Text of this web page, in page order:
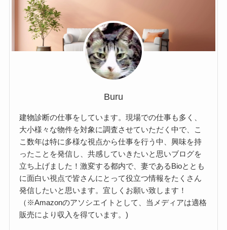
Buru
建物診断の仕事をしています。現場での仕事も多く、
大小様々な物件を対象に調査させていただく中で、こ
こ数年は特に多様な視点から仕事を行う中、興味を持
ったことを発信し、共感していきたいと思いブログを
立ち上げました！激変する都内で、妻であるBioととも
に面白い視点で皆さんにとって役立つ情報をたくさん
発信したいと思います。宜しくお願い致します！
（※Amazonのアソシエイトとして、当メディアは適格
販売により収入を得ています。)